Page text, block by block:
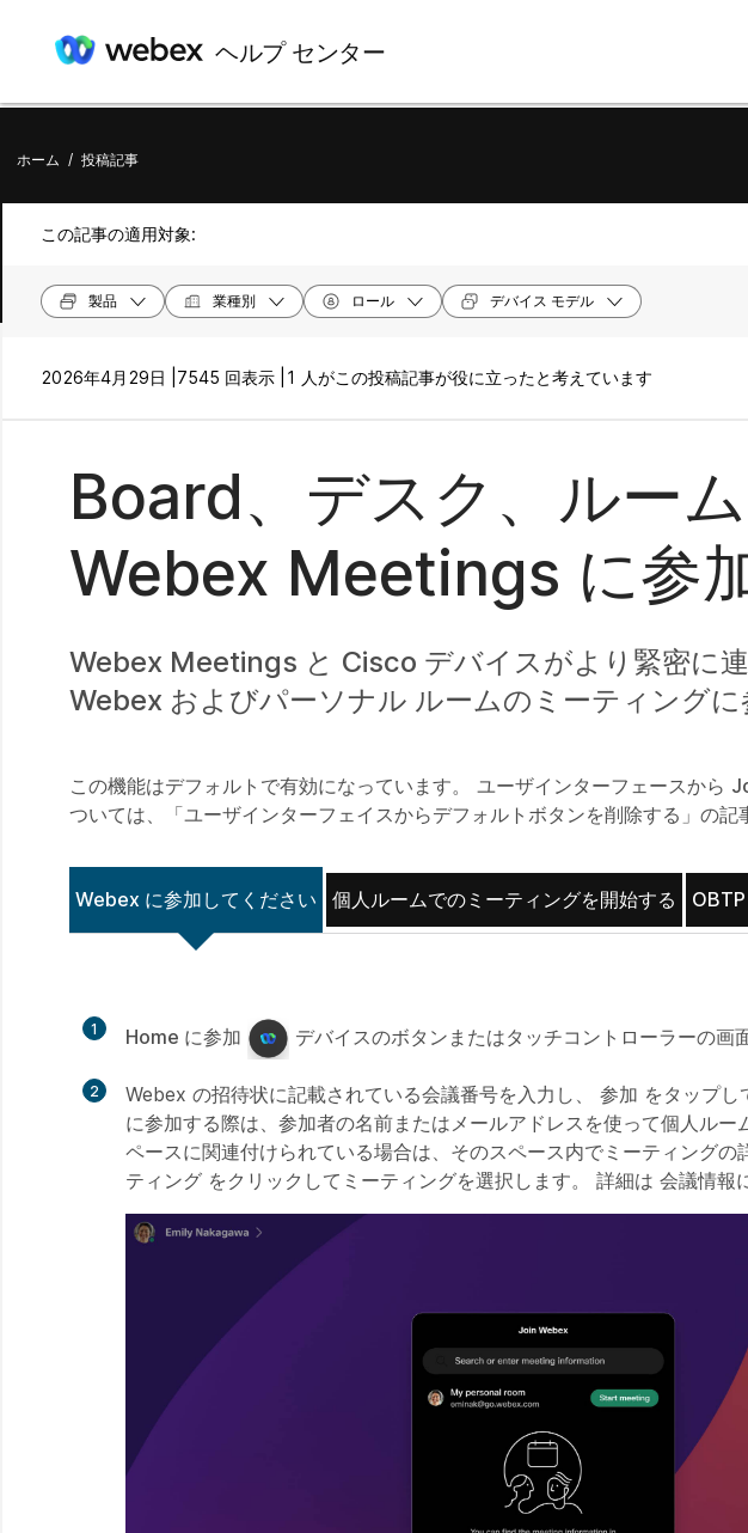
ヘルプ センター
ホーム / 投稿記事
この記事の適用対象:
製品 業種別 ロール デバイス モデル
2026年4月29日 | 7545 回表示 | 1 人がこの投稿記事が役に立ったと考えています
Board、デスク、ルー
Webex Meetings に参
Webex Meetings と Cisco デバイスがより緊密に
Webex およびパーソナル ルームのミーティングに
この機能はデフォルトで有効になっています。 ユーザインターフェースから
ついては、「ユーザインターフェイスからデフォルトボタンを削除する」の記
Webex に参加してください 個人ルームでのミーティングを開始する
1 Home に参加 デバイスのボタンまたはタッチコントローラーの画面
2 Webex の招待状に記載されている会議番号を入力し、 参加 をタップし
に参加する際は、参加者の名前またはメールアドレスを使って個人ル
ペースに関連付けられている場合は、そのスペース内でミーティング
ティング をクリックしてミーティングを選択します。 詳細は 会議情報